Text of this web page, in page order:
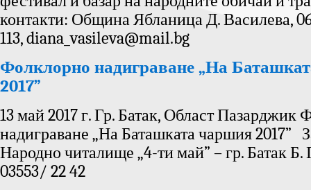
контакти: Община Ябланица Д. Василева,
113, diana_vasileva@mail.bg
Фолклорно надиграване „На
2017”
13 май 2017 г. Гр. Батак, Област Пазарджик
надиграване „На Баташката чаршия 2017”
Народно читалище „4-ти май” – гр. Батак Б.
03553/ 22 42